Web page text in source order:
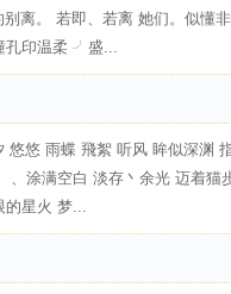
离。 若即、若离 她们。似懂
孔印温柔 ╯盛...
悠悠 雨蝶 飛絮 听风 眸似深渊
涂满空白 淡存丶余光 迈着猫
的星火 梦...